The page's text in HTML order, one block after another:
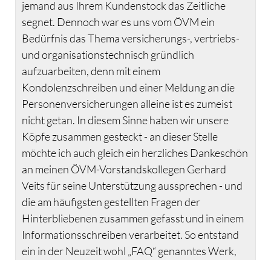
jemand aus Ihrem Kundenstock das Zeitliche
segnet. Dennoch war es uns vom ÖVM ein
Bedürfnis das Thema versicherungs-, vertriebs-
und organisationstechnisch gründlich
aufzuarbeiten, denn mit einem
Kondolenzschreiben und einer Meldung an die
Personenversicherungen alleine ist es zumeist
nicht getan. In diesem Sinne haben wir unsere
Köpfe zusammen gesteckt - an dieser Stelle
möchte ich auch gleich ein herzliches Dankeschön
an meinen ÖVM-Vorstandskollegen Gerhard
Veits für seine Unterstützung aussprechen - und
die am häufigsten gestellten Fragen der
Hinterbliebenen zusammen gefasst und in einem
Informationsschreiben verarbeitet. So entstand
ein in der Neuzeit wohl „FAQ“ genanntes Werk,